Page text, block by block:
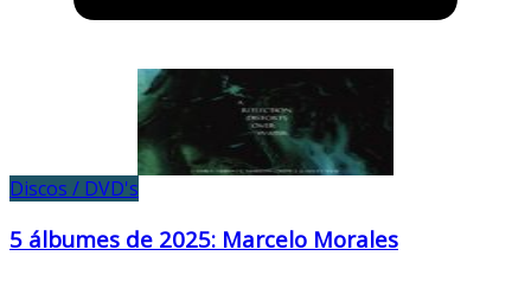
Discos / DVD's
5 álbumes de 2025: Marcelo Morales